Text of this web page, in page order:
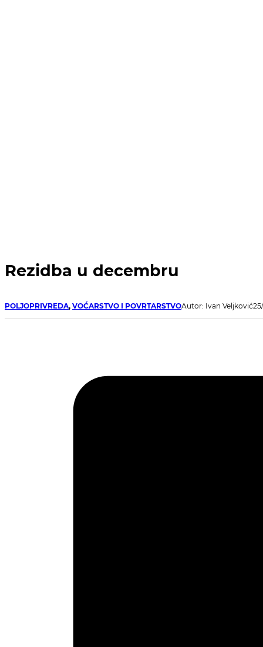
Rezidba u decembru
POLJOPRIVREDA, VOĆARSTVO I POVRTARSTVOAutor: Ivan Veljković